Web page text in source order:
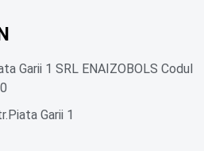
Garii 1 SRL ENAIZOBOLS Codul
Garii 1